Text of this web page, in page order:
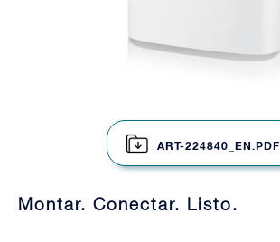
ART-224840_EN.PDF
Montar. Conectar. Listo.